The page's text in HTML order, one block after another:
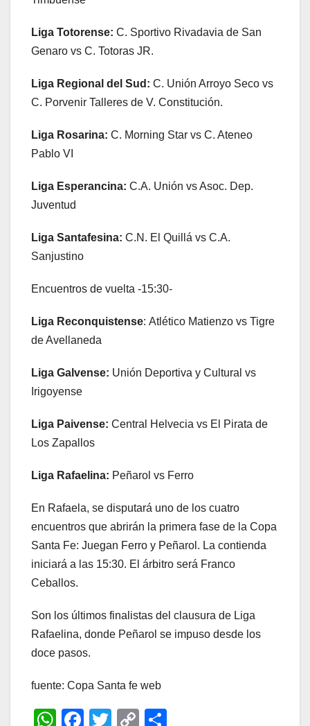
Liga Totorense: C. Sportivo Rivadavia de San
Genaro vs C. Totoras JR.
Liga Regional del Sud: C. Unión Arroyo Seco vs
C. Porvenir Talleres de V. Constitución.
Liga Rosarina: C. Morning Star vs C. Ateneo
Pablo VI
Liga Esperancina: C.A. Unión vs Asoc. Dep.
Juventud
Liga Santafesina: C.N. El Quillá vs C.A.
Sanjustino
Encuentros de vuelta -15:30-
Liga Reconquistense: Atlético Matienzo vs Tigre
de Avellaneda
Liga Galvense: Unión Deportiva y Cultural vs
Irigoyense
Liga Paivense: Central Helvecia vs El Pirata de
Los Zapallos
Liga Rafaelina: Peñarol vs Ferro
En Rafaela, se disputará uno de los cuatro
encuentros que abrirán la primera fase de la Copa
Santa Fe: Juegan Ferro y Peñarol. La contienda
iniciará a las 15:30. El árbitro será Franco
Ceballos.
Son los últimos finalistas del clausura de Liga
Rafaelina, donde Peñarol se impuso desde los
doce pasos.
fuente: Copa Santa fe web
W F T C